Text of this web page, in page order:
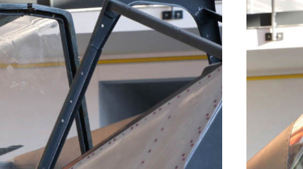
LA PISTE